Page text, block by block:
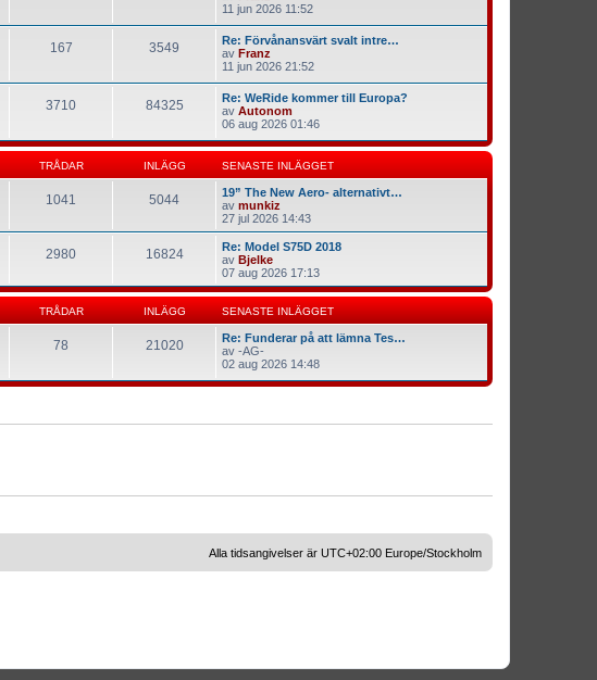
11 jun 2026 11:52
167 3549
Re: Förvånansvärt svalt intre…
av Franz
11 jun 2026 21:52
3710 84325
Re: WeRide kommer till Europa?
av Autonom
06 aug 2026 01:46
TRÅDAR INLÄGG SENASTE INLÄGGET
1041 5044
19” The New Aero- alternativt…
av munkiz
27 jul 2026 14:43
2980 16824
Re: Model S75D 2018
av Bjelke
07 aug 2026 17:13
TRÅDAR INLÄGG SENASTE INLÄGGET
78 21020
Re: Funderar på att lämna Tes…
av -AG-
02 aug 2026 14:48
Alla tidsangivelser är UTC+02:00 Europe/Stockholm